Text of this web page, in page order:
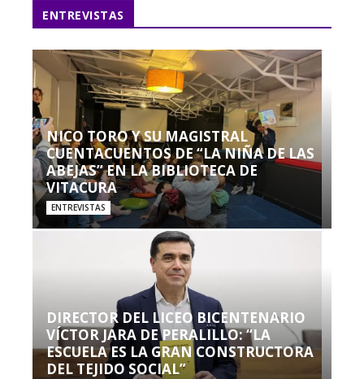
ENTREVISTAS
NICO TORO Y SU MAGISTRAL
CUENTACUENTOS DE “LA NIÑA DE LAS
ABEJAS” EN LA BIBLIOTECA DE
VITACURA
ENTREVISTAS
DIRECTOR DEL LICEO BICENTENARIO
VÍCTOR JARA DE PERALILLO: “LA
ESCUELA ES LA GRAN CONSTRUCTORA
DEL TEJIDO SOCIAL”